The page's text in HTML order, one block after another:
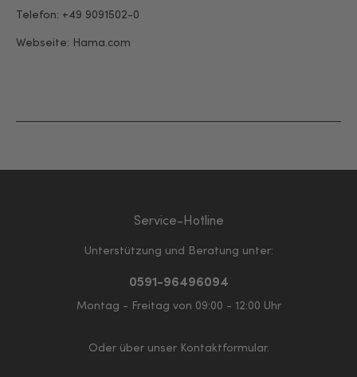
Telefon: +49 9091502-0
Webseite: Hama.com
Service-Hotline
Unterstützung und Beratung unter:
0591-96496094
Montag - Freitag von 09:00 - 12:00 Uhr
Oder über unser Kontaktformular.